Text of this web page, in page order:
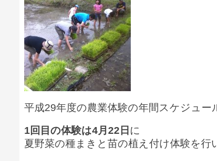
平成29年度の農業体験の年間スケジュー
1回目の体験は4月22日 に
夏野菜の種まきと苗の植え付け体験を行